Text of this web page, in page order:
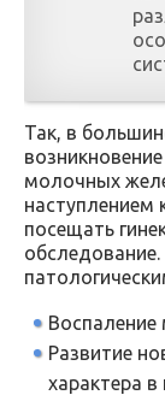
Так, в
молочных
наступлением
посещать
Воспаление
Развитие
характера в